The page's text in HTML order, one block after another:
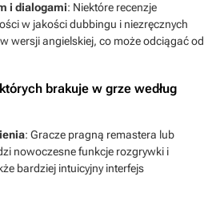
i dialogami: Niektóre recenzje
w jakości dubbingu i niezręcznych
wersji angielskiej, co może odciągać od
brakuje w grze według
: Gracze pragną remastera lub
nowoczesne funkcje rozgrywki i
bardziej intuicyjny interfejs